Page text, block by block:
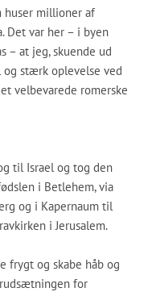
huser millioner af
Det var her – i byen
– at jeg, skuende ud
og stærk oplevelse ved
velbevarede romerske
til Israel og tog den
i Betlehem, via
og i Kapernaum til
i Jerusalem.
frygt og skabe håb og
for